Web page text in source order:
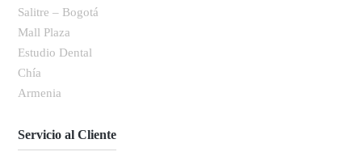
Salitre – Bogotá
Mall Plaza
Estudio Dental
Chía
Armenia
Servicio al Cliente